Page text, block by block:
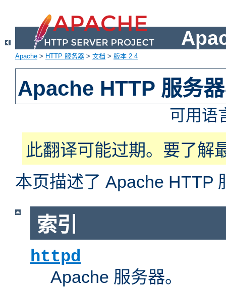
Apache > HTTP 服务器 > 文档 > 版本 2.4
Apache HTTP 服务
可用语
此翻译可能过期。要了解
本页描述了 Apache HTTP
索引
httpd
Apache 服务器。